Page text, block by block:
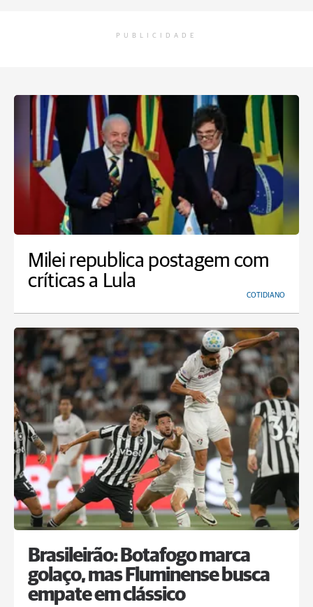
PUBLICIDADE
Milei republica postagem com
críticas a Lula
COTIDIANO
Brasileirão: Botafogo marca
golaço, mas Fluminense busca
empate em clássico